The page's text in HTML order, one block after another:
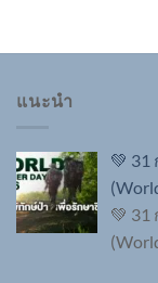
แนะนำ
💚
💚